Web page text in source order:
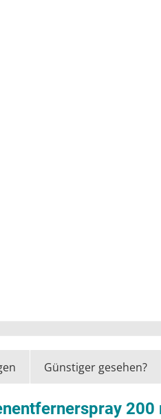
Günstiger gesehen?
200